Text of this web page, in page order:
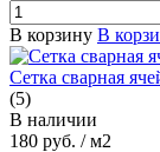
В корзину В
Сетка сварная
(5)
В наличии
180 руб. / м2